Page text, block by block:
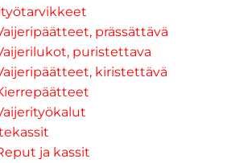
prässättävä
puristettava
kiristettävä
ja kassit